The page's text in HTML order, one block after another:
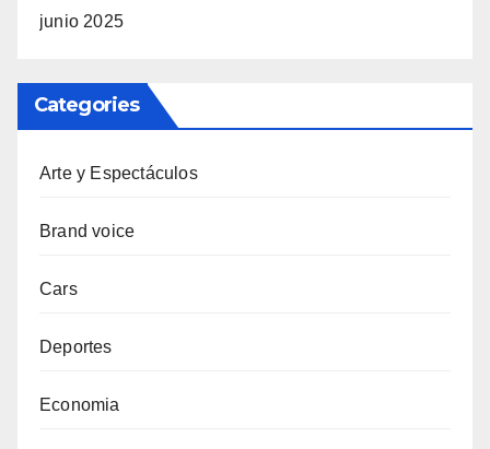
junio 2025
Categories
Arte y Espectáculos
Brand voice
Cars
Deportes
Economia